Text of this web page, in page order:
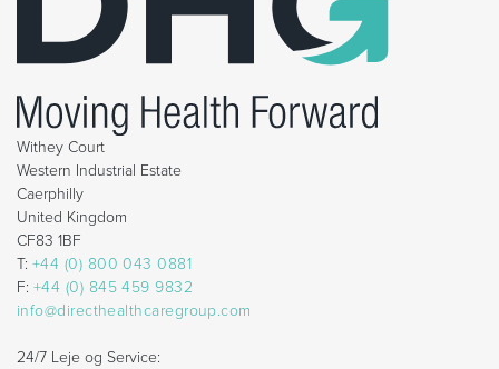
Withey Court
Western Industrial Estate
Caerphilly
United Kingdom
CF83 1BF
T: +44 (0) 800 043 0881
F: +44 (0) 845 459 9832
info@directhealthcaregroup.com
24/7 Leje og Service: